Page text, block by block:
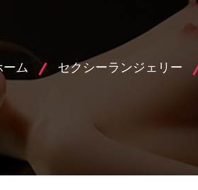
ーム セクシーランジェリー